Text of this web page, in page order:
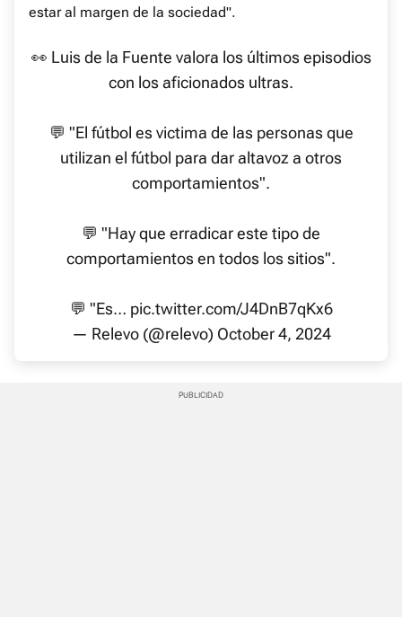
estar al margen de la sociedad".
👀 Luis de la Fuente valora los últimos episodios
con los aficionados ultras.
💬 "El fútbol es victima de las personas que
utilizan el fútbol para dar altavoz a otros
comportamientos".
💬 "Hay que erradicar este tipo de
comportamientos en todos los sitios".
💬 "Es… pic.twitter.com/J4DnB7qKx6
— Relevo (@relevo) October 4, 2024